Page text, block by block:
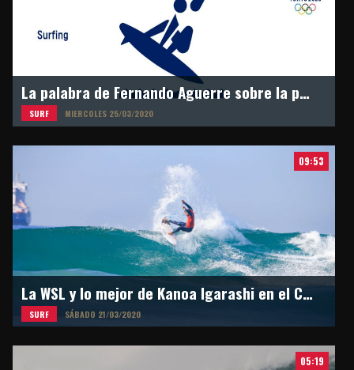
La palabra de Fernando Aguerre sobre la postergación de los Juegos Olímpicos en Tokyo 2021
SURF MIERCOLES 25/03/2020
09:53
La WSL y lo mejor de Kanoa Igarashi en el Circuito Mundial
SURF SÁBADO 21/03/2020
05:19